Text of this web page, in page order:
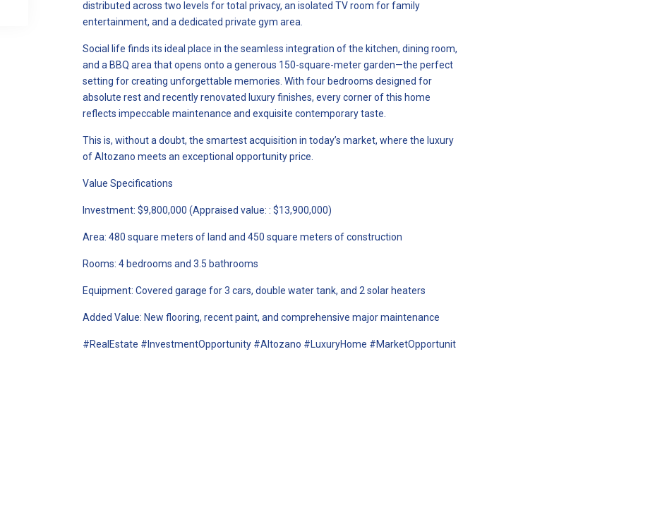
distributed across two levels for total privacy, an isolated TV room for family
entertainment, and a dedicated private gym area.
Social life finds its ideal place in the seamless integration of the kitchen, dining room,
and a BBQ area that opens onto a generous 150-square-meter garden—the perfect
setting for creating unforgettable memories. With four bedrooms designed for
absolute rest and recently renovated luxury finishes, every corner of this home
reflects impeccable maintenance and exquisite contemporary taste.
This is, without a doubt, the smartest acquisition in today’s market, where the luxury
of Altozano meets an exceptional opportunity price.
Value Specifications
Investment: $9,800,000 (Appraised value: : $13,900,000)
Area: 480 square meters of land and 450 square meters of construction
Rooms: 4 bedrooms and 3.5 bathrooms
Equipment: Covered garage for 3 cars, double water tank, and 2 solar heaters
Added Value: New flooring, recent paint, and comprehensive major maintenance
#RealEstate #InvestmentOpportunity #Altozano #LuxuryHome #MarketOpportunit